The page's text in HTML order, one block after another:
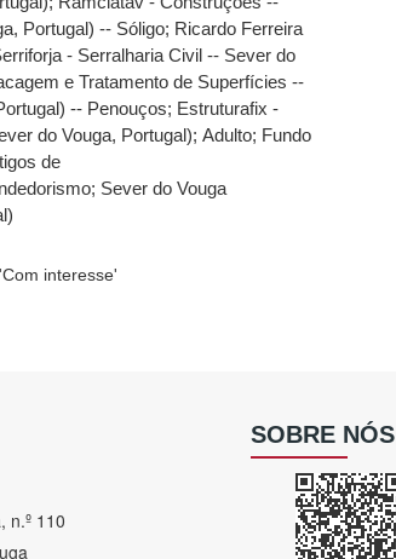
Portugal) -- Sóligo; Ricardo Ferreira
- Serralharia Civil -- Sever do
e Tratamento de Superfícies --
-- Penouços; Estruturafix -
do Vouga, Portugal);Adulto; Fundo
de
; Sever do Vouga
interesse'
n.º 110
SOBRE NÓS